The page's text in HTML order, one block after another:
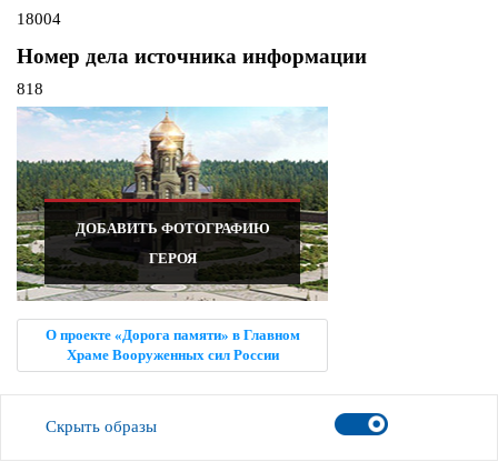
18004
Номер дела источника информации
818
ДОБАВИТЬ ФОТОГРАФИЮ
ГЕРОЯ
О проекте «Дорога памяти» в Главном
Храме Вооруженных сил России
Скрыть образы